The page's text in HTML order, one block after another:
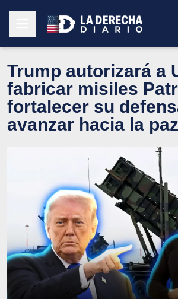
Trump autorizará a
fabricar misiles
fortalecer su
avanzar hacia la paz